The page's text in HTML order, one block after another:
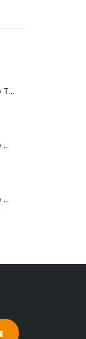
Unidad Estado Solido TeamGroup 512GB MS30
Unidad Estado Solido Western Digital Green SN350 2TB
Unidad Estado Solido WD Green SN3000 NVMe 1TB